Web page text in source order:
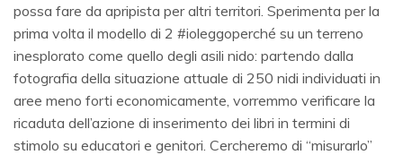
possa fare da apripista per altri territori. Sperimenta per la
prima volta il modello di 2 #ioleggoperché su un terreno
inesplorato come quello degli asili nido: partendo dalla
fotografia della situazione attuale di 250 nidi individuati in
aree meno forti economicamente, vorremmo verificare la
ricaduta dell’azione di inserimento dei libri in termini di
stimolo su educatori e genitori. Cercheremo di “misurarlo”